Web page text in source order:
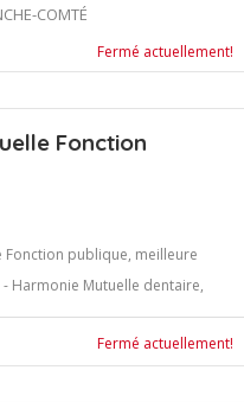
COMTÉ
Fermé actuellement!
Fonction
Fonction publique, meilleure
Harmonie Mutuelle dentaire,
Fermé actuellement!